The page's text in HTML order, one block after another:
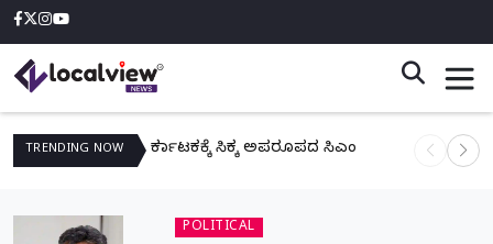
TRENDING NOW ಕರ್ನಾಟಕಕ್ಕೆ ಸಿಕ್ಕ ಅಪರೂಪದ ಸಿಎಂ ನಾಳೆ
POLITICAL